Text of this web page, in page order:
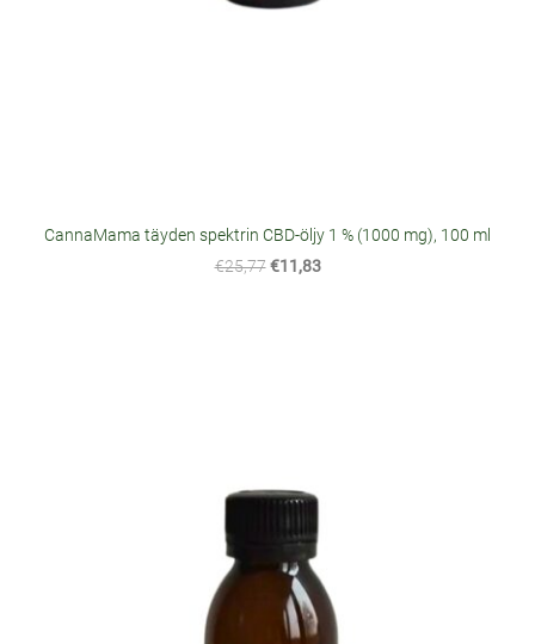
CannaMama täyden spektrin CBD-öljy 1 % (1000 mg), 100 ml
€25,77 €11,83